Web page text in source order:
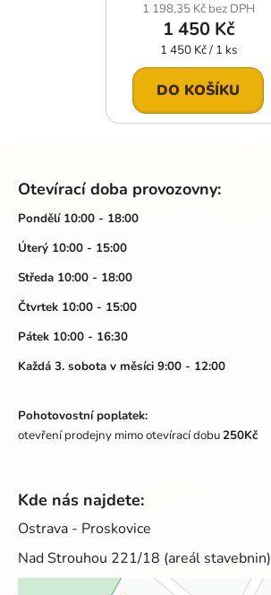
1 198,35 Kč bez DPH
1 450 Kč
Měrná
cena:
1 450 Kč / 1 ks
DO KOŠÍKU
Otevírací doba provozovny:
Pondělí 10:00 - 18:00
Úterý 10:00 - 15:00
Středa 10:00 - 18:00
Čtvrtek 10:00 - 15:00
Pátek 10:00 - 16:30
Každá 3. sobota v měsíci 9:00 - 12:00
Pohotovostní poplatek:
otevření prodejny mimo otevírací dobu250Kč
Kde nás najdete:
Ostrava - Proskovice
Nad Strouhou 221/18 (areál stavebnin)